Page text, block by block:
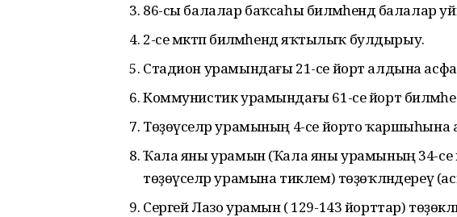
86-сы балалар баҡсаһы биләмәһендә
2-се мәктәп биләмәһендә яҡтылыҡ булдырыу.
Стадион урамындағы 21-се йорт алдына
Коммунистик урамындағы 61-се йорт
Төҙөүселәр урамының 4-се йорто ҡаршыһына
Ҡала яны урамын (Ҡала яны урамының 34-
төҙөүселәр урамына тиклем) төҙөҡләндереү
Сергей Лазо урамын ( 129-143 йорттар)